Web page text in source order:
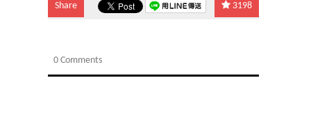
Share 3198
0 Comments